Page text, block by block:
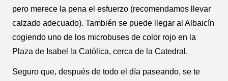
pero merece la pena el esfuerzo (recomendamos llevar
calzado adecuado). También se puede llegar al Albaicín
cogiendo uno de los microbuses de color rojo en la
Plaza de Isabel la Católica, cerca de la Catedral.
Seguro que, después de todo el día paseando, se te